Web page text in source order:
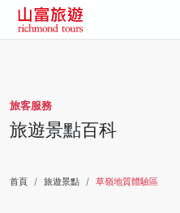
旅客服務
旅遊景點百科
首頁 旅遊景點 草嶺地質體驗區